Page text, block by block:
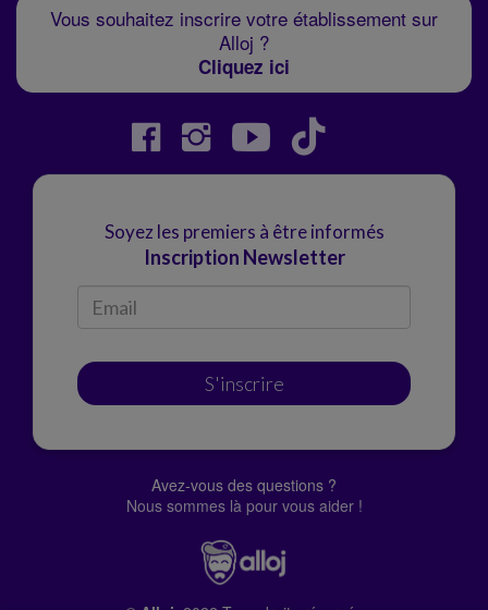
Vous souhaitez inscrire votre établissement sur
Alloj ?
Cliquez ici
Soyez les premiers à être informés
Inscription Newsletter
S'inscrire
Avez-vous des questions ?
Nous sommes là pour vous aider !